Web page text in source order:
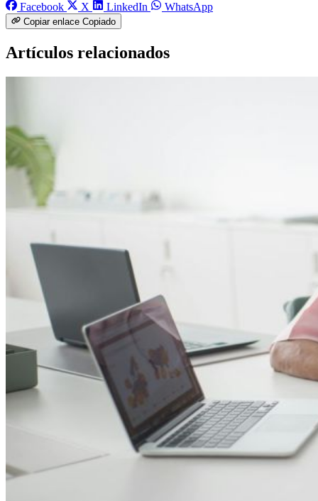
Facebook
X LinkedIn WhatsApp
Copiar enlace Copiado
Artículos relacionados